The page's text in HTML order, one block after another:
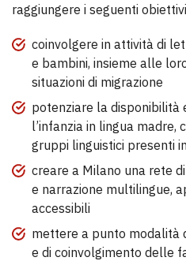
raggiungere i seguenti
coinvolgere in attività di
e bambini, insieme alle
situazioni di migrazione
potenziare la disponibilità
l’infanzia in lingua madre,
gruppi linguistici presenti
creare a Milano una rete
e narrazione multilingue,
accessibili
mettere a punto modalità
e di coinvolgimento delle